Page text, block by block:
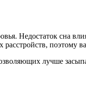
Недостаток сна
поэтому
лучше